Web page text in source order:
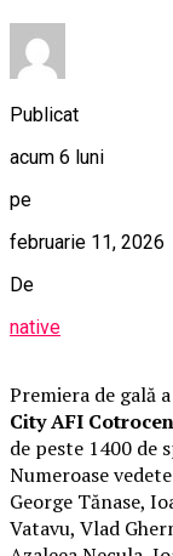
Publicat
acum 6 luni
pe
februarie 11, 2026
De
native
Premiera de gală
City AFI
de peste 1400 de
Numeroase
George Tănase,
Vatavu, Vlad